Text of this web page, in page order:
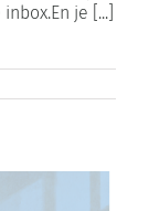
je [...]